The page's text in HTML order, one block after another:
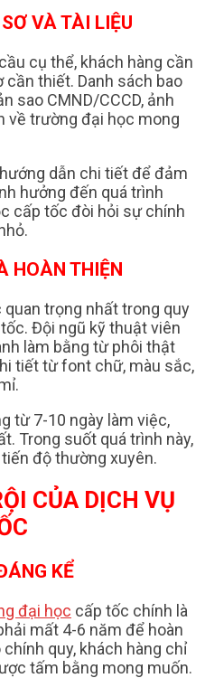
VÀ TÀI LIỆU
cụ thể, khách hàng cần
thiết. Danh sách bao
sao CMND/CCCD, ảnh
về trường đại học mong
dẫn chi tiết để đảm
hưởng đến quá trình
cấp tốc đòi hỏi sự chính
HOÀN THIỆN
trọng nhất trong quy
Đội ngũ kỹ thuật viên
làm bằng từ phôi thật
tiết từ font chữ, màu sắc,
từ 7-10 ngày làm việc,
Trong suốt quá trình này,
độ thường xuyên.
CỦA DỊCH VỤ
KỂ
đại học cấp tốc chính là
mất 4-6 năm để hoàn
quy, khách hàng chỉ
tấm bằng mong muốn.